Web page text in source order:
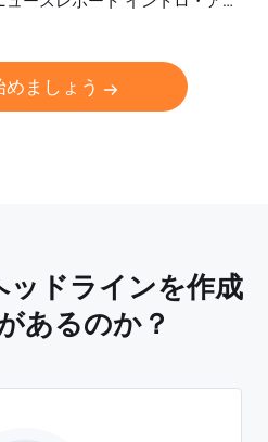
カスタマイズ
ましょう
ッドラインを作成
あるのか？